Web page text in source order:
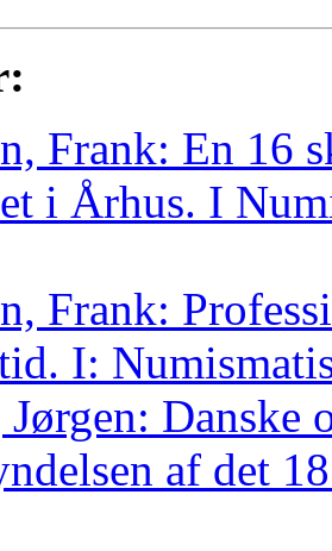
Frank: En 16
i Århus. I
Frank:
I:
Jørgen: Danske
af det